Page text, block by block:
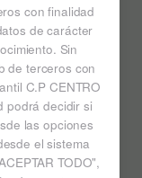
la Cartelera
con finalidad
de carácter
Sin
de terceros con
C.P CENTRO
podrá decidir si
las opciones
el sistema
TODO",